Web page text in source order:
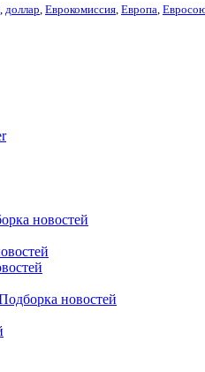
, доллар, Еврокомиссия, Европа,
новостей
новостей